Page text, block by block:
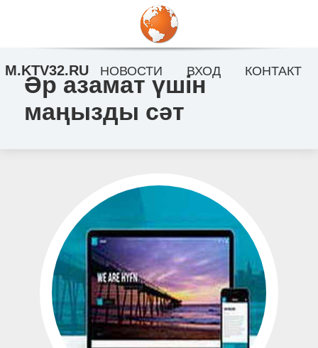
Әр азамат үшін
маңызды сәт
M.KTV32.RU НОВОСТИ ВХОД КОНТАКТ